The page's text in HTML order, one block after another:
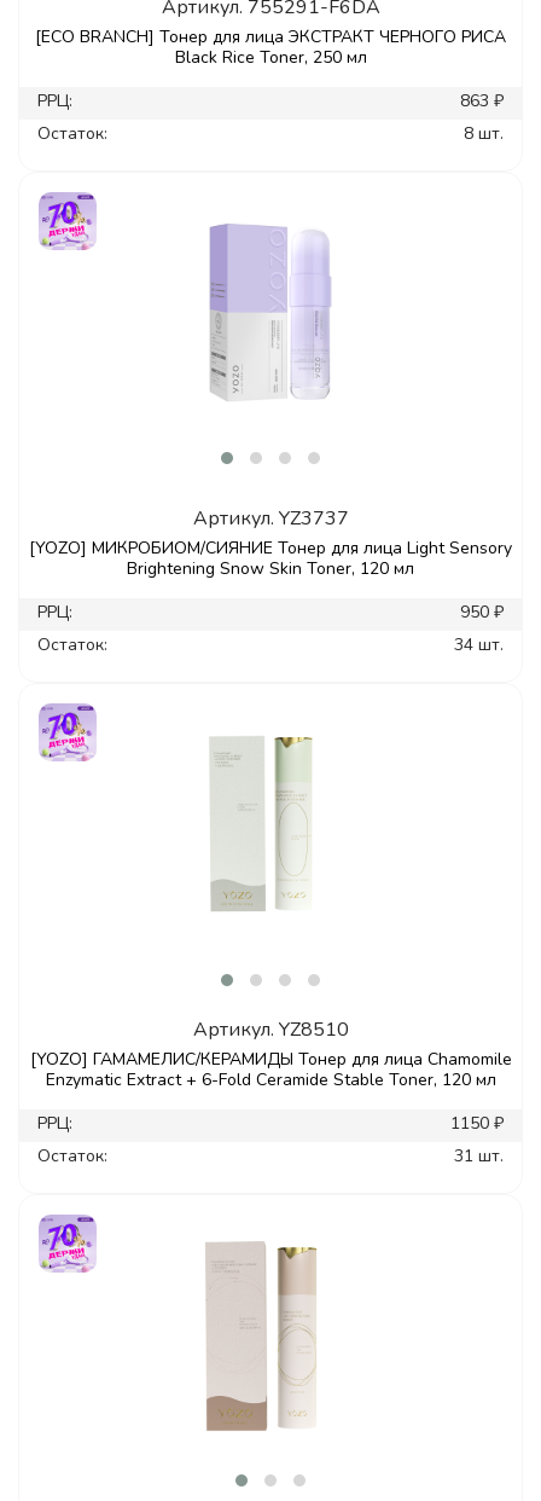
Артикул. 755291-F6DA
[ECO BRANCH] Тонер для лица ЭКСТРАКТ ЧЕРНОГО РИСА
Black Rice Toner, 250 мл
РРЦ:
863 ₽
Остаток:
8 шт.
Артикул. YZ3737
[YOZO] МИКРОБИОМ/СИЯНИЕ Тонер для лица Light Sensory
Brightening Snow Skin Toner, 120 мл
РРЦ:
950 ₽
Остаток:
34 шт.
Артикул. YZ8510
[YOZO] ГАМАМЕЛИС/КЕРАМИДЫ Тонер для лица Chamomile
Enzymatic Extract + 6-Fold Ceramide Stable Toner, 120 мл
РРЦ:
1150 ₽
Остаток:
31 шт.